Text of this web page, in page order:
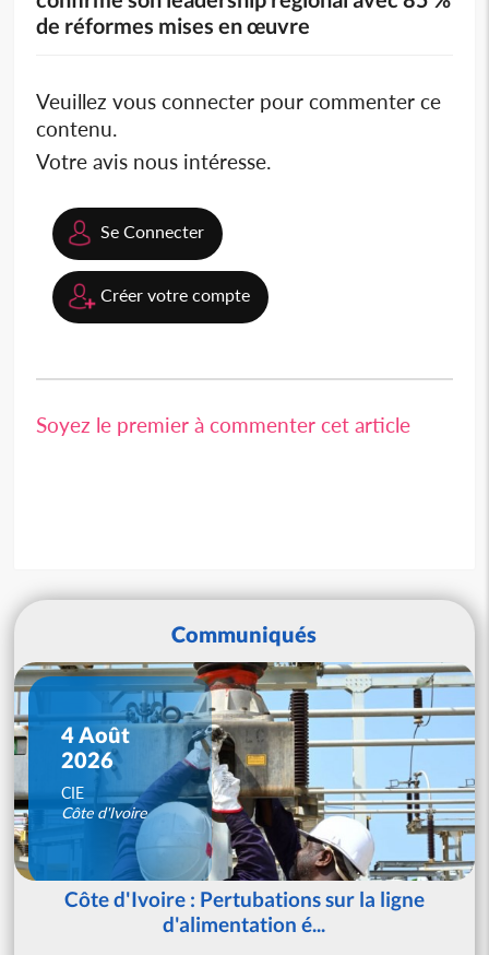
de réformes mises en œuvre
Veuillez vous connecter pour commenter ce
contenu.
Votre avis nous intéresse.
Se Connecter
Créer votre compte
Soyez le premier à commenter cet article
Communiqués
4 Août
2026
CIE
Côte d'Ivoire
Côte d'Ivoire : Pertubations sur la ligne
d'alimentation é...